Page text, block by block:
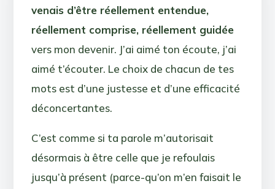
venais d’être réellement entendue,
réellement comprise, réellement guidée
vers mon devenir. J’ai aimé ton écoute, j’ai
aimé t’écouter. Le choix de chacun de tes
mots est d’une justesse et d’une efficacité
déconcertantes.
C’est comme si ta parole m’autorisait
désormais à être celle que je refoulais
jusqu’à présent (parce-qu’on m’en faisait le